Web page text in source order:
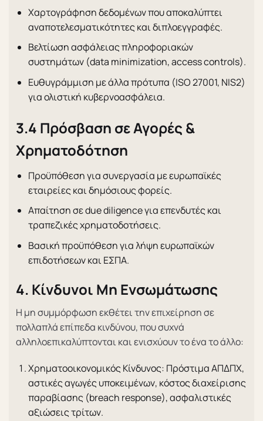
Χαρτογράφηση δεδομένων που αποκαλύπτει
αναποτελεσματικότητες και διπλοεγγραφές.
Βελτίωση ασφάλειας πληροφοριακών
συστημάτων (data minimization, access controls).
Ευθυγράμμιση με άλλα πρότυπα (ISO 27001, NIS2)
για ολιστική κυβερνοασφάλεια.
3.4 Πρόσβαση σε Αγορές &
Χρηματοδότηση
Προϋπόθεση για συνεργασία με ευρωπαϊκές
εταιρείες και δημόσιους φορείς.
Απαίτηση σε due diligence για επενδυτές και
τραπεζικές χρηματοδοτήσεις.
Βασική προϋπόθεση για λήψη ευρωπαϊκών
επιδοτήσεων και ΕΣΠΑ.
4. Κίνδυνοι Μη Ενσωμάτωσης
Η μη συμμόρφωση εκθέτει την επιχείρηση σε
πολλαπλά επίπεδα κινδύνου, που συχνά
αλληλοεπικαλύπτονται και ενισχύουν το ένα το άλλο:
Χρηματοοικονομικός Κίνδυνος: Πρόστιμα ΑΠΔΠΧ,
αστικές αγωγές υποκειμένων, κόστος διαχείρισης
παραβίασης (breach response), ασφαλιστικές
αξιώσεις τρίτων.